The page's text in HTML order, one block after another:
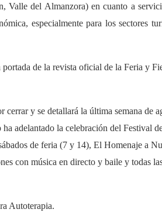
Valle del Almanzora) en cuanto a
especialmente para los sectores
de la revista oficial de la Feria y
y se detallará la última semana de
adelantado la celebración del Festival
de feria (7 y 14), El Homenaje a
con música en directo y baile y todas
Autoterapia.